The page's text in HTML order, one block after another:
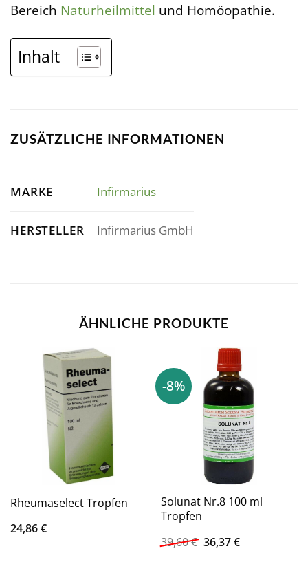
Bereich Naturheilmittel und Homöopathie.
Inhalt
ZUSÄTZLICHE INFORMATIONEN
MARKE Infirmarius
HERSTELLER Infirmarius GmbH
ÄHNLICHE PRODUKTE
Rheumaselect Tropfen
24,86€
-8%
Solunat Nr.8 100 ml
Tropfen
39,60€ Ursprünglicher
Preis
36,37€Aktueller